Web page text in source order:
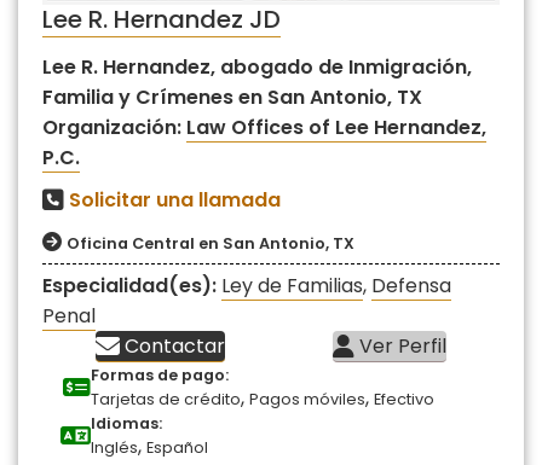
Lee R. Hernandez JD
Lee R. Hernandez, abogado de Inmigración,
Familia y Crímenes en San Antonio, TX
Organización: Law Offices of Lee Hernandez,
P.C.
Solicitar una llamada
Oficina Central en San Antonio, TX
Especialidad(es): Ley de Familias, Defensa
Penal
Contactar
Ver Perfil
Formas de pago:
Tarjetas de crédito, Pagos móviles, Efectivo
Idiomas:
Inglés, Español